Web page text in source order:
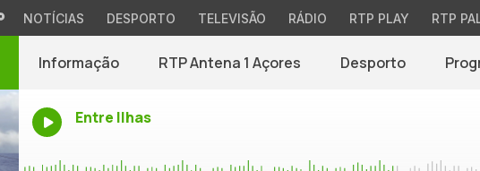
NOTÍCIAS DESPORTO TELEVISÃO RÁDIO RTP PLAY RTP
Informação RTP Antena 1 Açores Desporto
Entre Ilhas